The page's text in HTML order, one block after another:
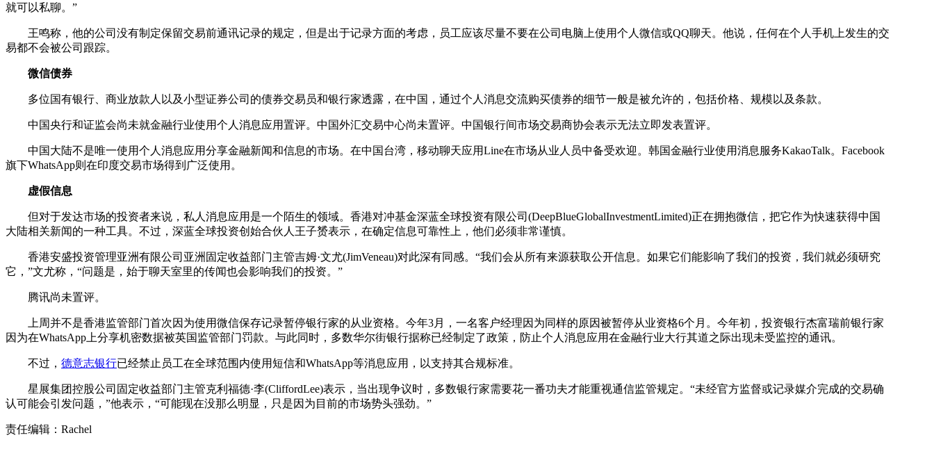
就可以私聊。”
王鸣称，他的公司没有制定保留交易前通讯记录的规定，但是出于记录方面的考虑，员工应该尽量不要在公司电脑上使用个人微信或QQ聊天。他说，任何在个人手机上发生的交
易都不会被公司跟踪。
微信债券
多位国有银行、商业放款人以及小型证券公司的债券交易员和银行家透露，在中国，通过个人消息交流购买债券的细节一般是被允许的，包括价格、规模以及条款。
中国央行和证监会尚未就金融行业使用个人消息应用置评。中国外汇交易中心尚未置评。中国银行间市场交易商协会表示无法立即发表置评。
中国大陆不是唯一使用个人消息应用分享金融新闻和信息的市场。在中国台湾，移动聊天应用Line在市场从业人员中备受欢迎。韩国金融行业使用消息服务KakaoTalk。Facebook
旗下WhatsApp则在印度交易市场得到广泛使用。
虚假信息
但对于发达市场的投资者来说，私人消息应用是一个陌生的领域。香港对冲基金深蓝全球投资有限公司(DeepBlueGlobalInvestmentLimited)正在拥抱微信，把它作为快速获得中国
大陆相关新闻的一种工具。不过，深蓝全球投资创始合伙人王子赟表示，在确定信息可靠性上，他们必须非常谨慎。
香港安盛投资管理亚洲有限公司亚洲固定收益部门主管吉姆·文尤(JimVeneau)对此深有同感。“我们会从所有来源获取公开信息。如果它们能影响了我们的投资，我们就必须研究
它，”文尤称，“问题是，始于聊天室里的传闻也会影响我们的投资。”
腾讯尚未置评。
上周并不是香港监管部门首次因为使用微信保存记录暂停银行家的从业资格。今年3月，一名客户经理因为同样的原因被暂停从业资格6个月。今年初，投资银行杰富瑞前银行家
因为在WhatsApp上分享机密数据被英国监管部门罚款。与此同时，多数华尔街银行据称已经制定了政策，防止个人消息应用在金融行业大行其道之际出现未受监控的通讯。
不过， 德意志银行已经禁止员工在全球范围内使用短信和WhatsApp等消息应用，以支持其合规标准。
星展集团控股公司固定收益部门主管克利福德·李(CliffordLee)表示，当出现争议时，多数银行家需要花一番功夫才能重视通信监管规定。“未经官方监督或记录媒介完成的交易确
认可能会引发问题，”他表示，“可能现在没那么明显，只是因为目前的市场势头强劲。”
责任编辑：Rachel